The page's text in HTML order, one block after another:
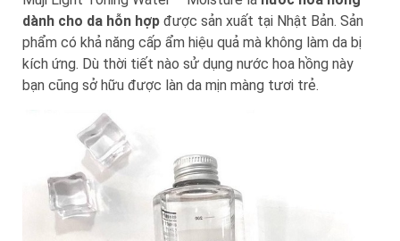
dành cho da hỗn hợp được sản xuất tại Nhật Bản. Sản
phẩm có khả năng cấp ẩm hiệu quả mà không làm da bị
kích ứng. Dù thời tiết nào sử dụng nước hoa hồng này
bạn cũng sở hữu được làn da mịn màng tươi trẻ.